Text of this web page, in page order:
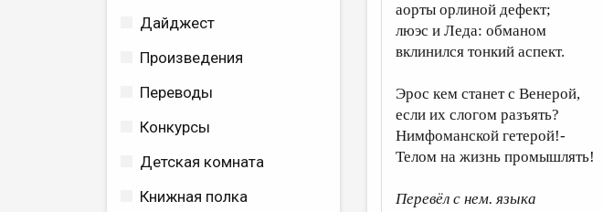
Дайджест
Произведения
Переводы
Конкурсы
Детская комната
Книжная полка
аорты орлиной дефект;
люэс и Леда: обманом
вклинился тонкий аспект.
Эрос кем станет с Венерой,
если их слогом разъять?
Нимфоманской гетерой!-
Телом на жизнь промышлять!
Перевёл с нем. языка